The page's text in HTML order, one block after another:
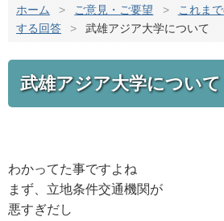
ホーム > ご意見・ご要望 >
これま
する回答
> 武雄アジア大学について
武雄アジア大学について
わかってた事ですよね
まず、立地条件交通機関が
悪すぎだし